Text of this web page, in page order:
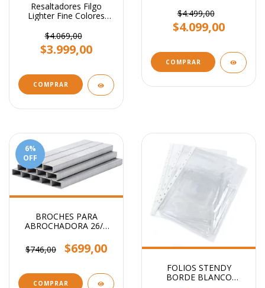
Resaltadores Filgo
Lighter Fine Colores
$4.069,00
$3.999,00
COMPRAR
STENDY PACK X 100
UNI
$4.499,00
$4.099,00
COMPRAR
6%
OFF
BROCHES PARA
ABROCHADORA 26/6
$746,00
$699,00
COMPRAR
FOLIOS STENDY
BORDE BLANCO